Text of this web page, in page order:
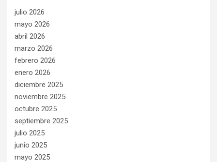
julio 2026
mayo 2026
abril 2026
marzo 2026
febrero 2026
enero 2026
diciembre 2025
noviembre 2025
octubre 2025
septiembre 2025
julio 2025
junio 2025
mayo 2025